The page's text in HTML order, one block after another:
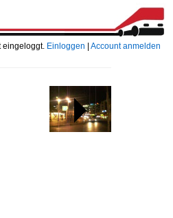
eingeloggt. Einloggen Account anmelden